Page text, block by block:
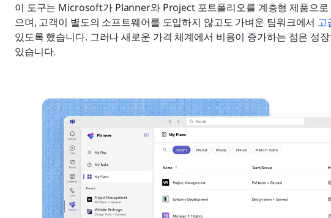
이 도구는 Microsoft가 Planner와 Project 포트폴리오를 계층형 제품으로
으며, 고객이 별도의 소프트웨어를 도입하지 않고도 가벼운 팀워크에서 고
있도록 했습니다. 그러나 새로운 가격 체계에서 비용이 증가하는 점은 성
있습니다.